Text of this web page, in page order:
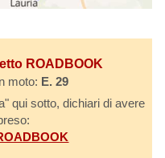
ROADBOOK
moto: E. 29
qui sotto, dichiari di avere